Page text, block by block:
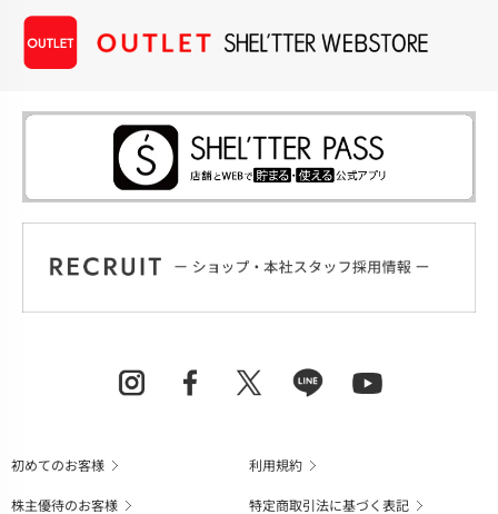
初めてのお客様
利用規約
株主優待のお客様
特定商取引法に基づく表記